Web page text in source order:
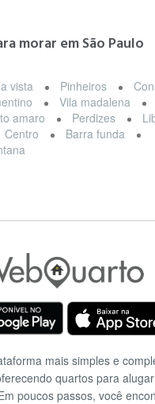
morar em São Paulo
vista Pinheiros
Vila madalena
amaro Perdizes
Centro
Barra funda
mais simples e
quartos para
poucos passos, você